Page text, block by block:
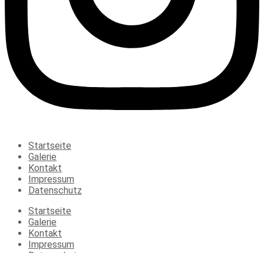
Startseite
Galerie
Kontakt
Impressum
Datenschutz
Startseite
Galerie
Kontakt
Impressum